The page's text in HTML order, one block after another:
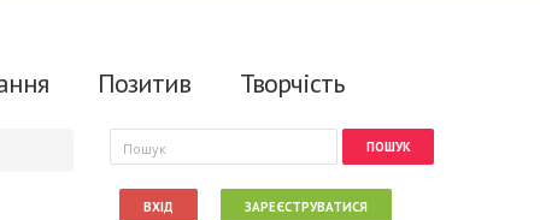
Позитив Творчість
Пошукова форма
Пошук
ВХІД ЗАРЕЄСТРУВАТИСЯ